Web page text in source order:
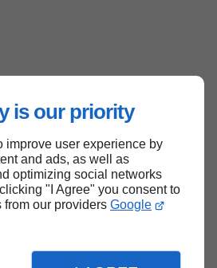
is our priority
improve user experience by
and ads, as well as
optimizing social networks
"I Agree" you consent to
our providers Google
Haut de page